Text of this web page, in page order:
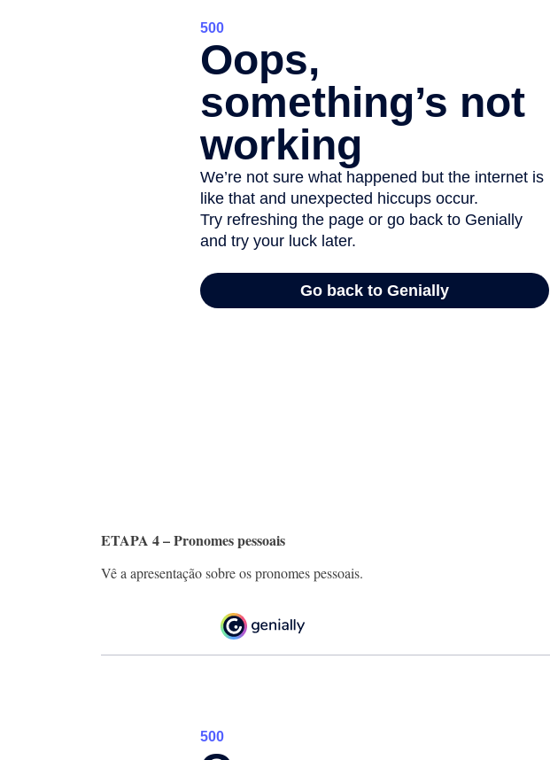
ETAPA 4 – Pronomes pessoais
Vê a apresentação sobre os pronomes pessoais.